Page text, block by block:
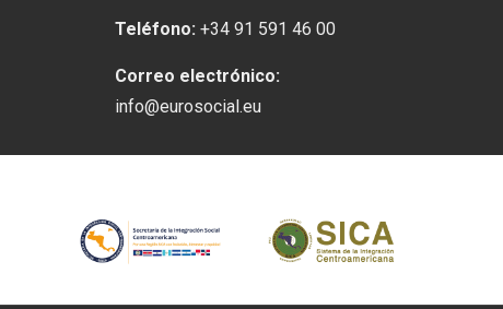
Teléfono: +34 91 591 46 00
Correo electrónico:
info@eurosocial.eu